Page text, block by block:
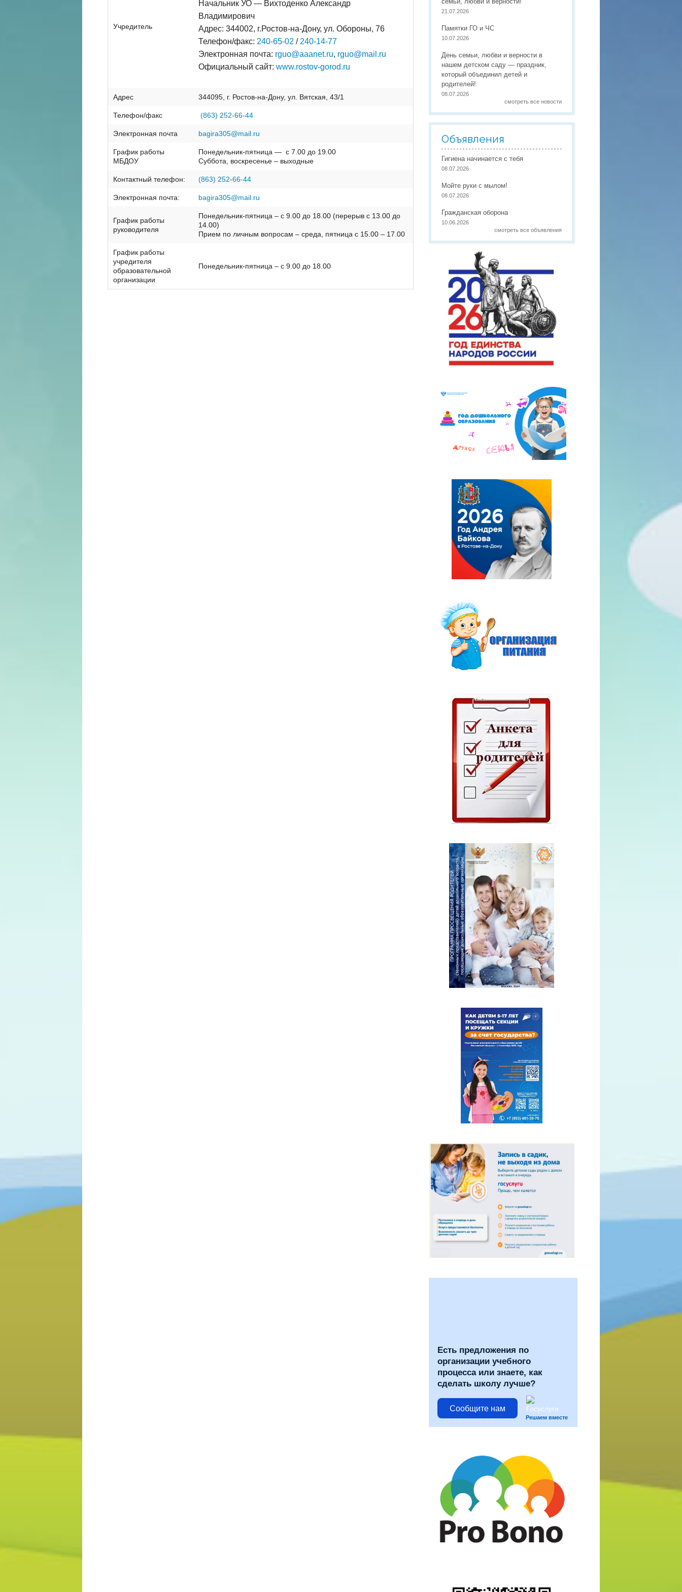
Организация питания
Развивающая предметно-пространственная среда
Обеспечение здоровья, безопасности, качеству услуг по присмотру и уходу
Международное сотрудничество
Наши праздники
Наши работы
Участие в конкурсах
Школа маленьких патриотов
Учредитель
Начальник УО — Вихтоденко Александр
Владимирович
Адрес: 344002, г.Ростов-на-Дону, ул. Обороны, 76
Телефон/факс: 240-65-02 / 240-14-77
Электронная почта: rguo@aaanet.ru, rguo@mail.ru
Официальный сайт: www.rostov-gorod.ru
Адрес 344095, г. Ростов-на-Дону, ул. Вятская, 43/1
Телефон/факс (863) 252-66-44
Электронная почта bagira305@mail.ru
График работы
МБДОУ
Понедельник-пятница — с 7.00 до 19.00
Суббота, воскресенье – выходные
Контактный телефон: (863) 252-66-44
Электронная почта: bagira305@mail.ru
График работы
руководителя
Понедельник-пятница – с 9.00 до 18.00 (перерыв с 13.00 до
14.00)
Прием по личным вопросам – среда, пятница с 15.00 – 17.00
График работы
учредителя
образовательной
организации
Понедельник-пятница – с 9.00 до 18.00
21.07.2026
Памятки ГО и ЧС
10.07.2026
День семьи, любви и верности в
нашем детском саду — праздник,
который объединил детей и
родителей!
08.07.2026
смотреть все новости
Объявления
Гигиена начинается с тебя
08.07.2026
Мойте руки с мылом!
08.07.2026
Гражданская оборона
10.06.2026
смотреть все объявления
Есть предложения по
организации учебного
процесса или знаете, как
сделать школу лучше?
Сообщите нам
Решаем вместе